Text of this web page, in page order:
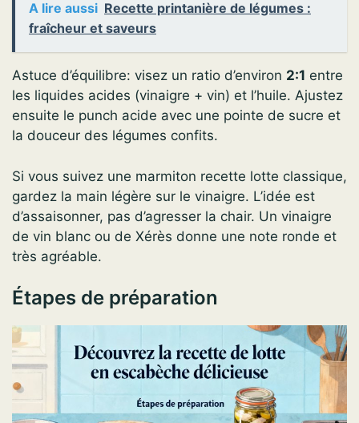
A lire aussi Recette printanière de légumes :
fraîcheur et saveurs
Astuce d’équilibre: visez un ratio d’environ 2:1 entre
les liquides acides (vinaigre + vin) et l’huile. Ajustez
ensuite le punch acide avec une pointe de sucre et
la douceur des légumes confits.
Si vous suivez une marmiton recette lotte classique,
gardez la main légère sur le vinaigre. L’idée est
d’assaisonner, pas d’agresser la chair. Un vinaigre
de vin blanc ou de Xérès donne une note ronde et
très agréable.
Étapes de préparation